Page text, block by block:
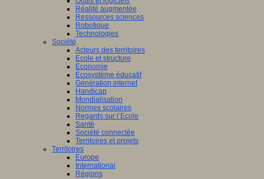
Réalité augmentée
Ressources sciences
Robotique
Technologies
Société
Acteurs des territoires
Ecole et structure
Economie
Ecosystème éducatif
Génération internet
Handicap
Mondialisation
Normes scolaires
Regards sur l’Ecole
Santé
Société connectée
Territoires et projets
Territoires
Europe
International
Régions